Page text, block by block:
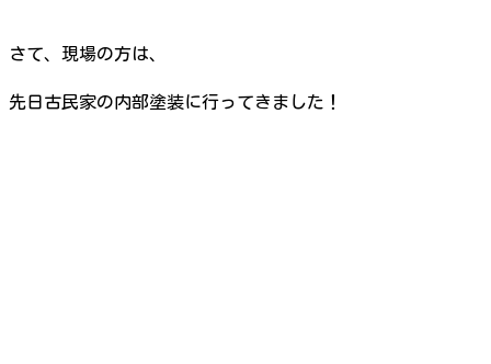
さて、現場の方は、
先日古民家の内部塗装に行ってきました！